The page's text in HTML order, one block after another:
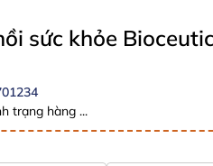
sức khỏe
trạng hàng ...